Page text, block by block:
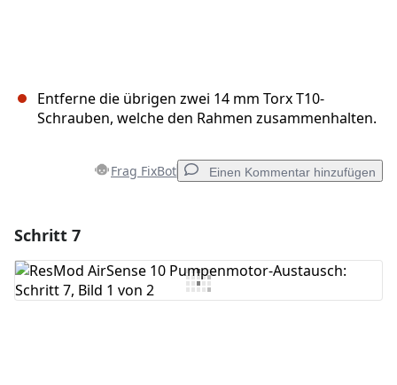
Entferne die übrigen zwei 14 mm Torx T10-
Schrauben, welche den Rahmen zusammenhalten.
Frag FixBot Einen Kommentar hinzufügen
Kommentar hinzufügen
Schritt 7